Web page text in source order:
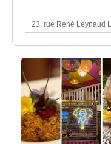
23, rue René Leynaud